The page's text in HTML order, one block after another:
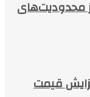
محدودیت‌های
قیمت